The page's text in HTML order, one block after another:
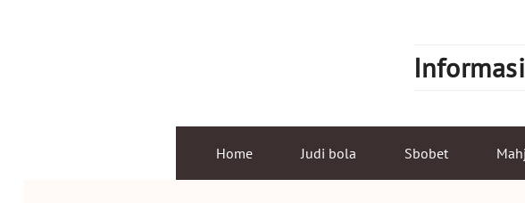
Home Judi bola Sbobet